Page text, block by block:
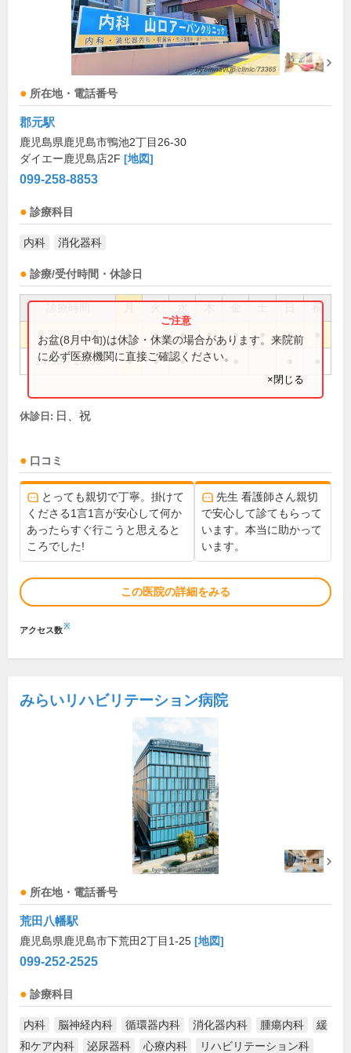
所在地・電話番号
郡元駅
鹿児島県鹿児島市鴨池2丁目26-30
ダイエー鹿児島店2F [地図]
099-258-8853
診療科目
内科 消化器科
診療/受付時間・休診日
祝
8:30～13:00 ● ● ● ● ● ●
14:30～18:00 ● ● ●
お盆(8月中旬)は休診・休業の場合があります。来院前
に必ず医療機関に直接ご確認ください。
×閉じる
休診日: 日、祝
口コミ
とっても親切で丁寧。掛けて
くださる1言1言が安心して何か
あったらすぐ行こうと思えると
ころでした!
先生 看護師さん親切
で安心して診てもらって
います。本当に助かって
います。
この医院の詳細をみる
アクセス数※
みらいリハビリテーション病院
所在地・電話番号
荒田八幡駅
鹿児島県鹿児島市下荒田2丁目1-25 [地図]
099-252-2525
診療科目
内科 脳神経内科 循環器内科 消化器内科 腫瘍内科
緩
和ケア内科
泌尿器科 心療内科
リハビリテーション科